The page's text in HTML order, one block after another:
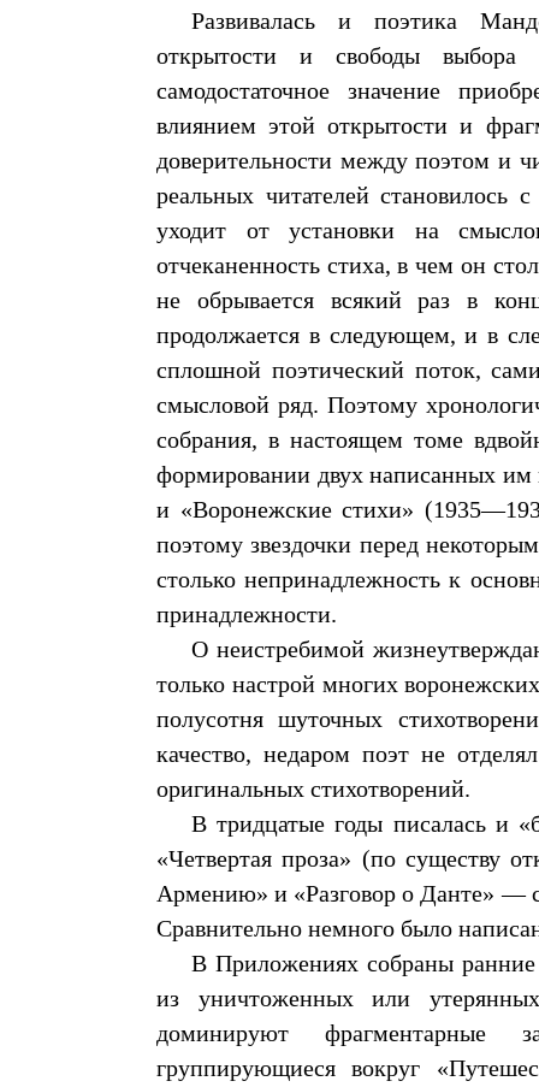
Развивалась и поэтика
открытости и свободы выбора
самодостаточное значение
влиянием этой открытости и
доверительности между поэтом и
реальных читателей
уходит от установки на
отчеканенность стиха, в чем он
не обрывается всякий раз в
продолжается в следующем, и в
сплошной поэтический поток,
смысловой ряд. Поэтому
собрания, в настоящем томе
формировании двух написанных
и «Воронежские стихи»
поэтому звездочки перед
столько непринадлежность к
принадлежности.
О неистребимой
только настрой многих
полусотня шуточных
качество, недаром поэт не
оригинальных стихотворений.
В тридцатые годы писалась и
«Четвертая проза» (по существу
Армению» и «Разговор о Данте» —
Сравнительно немного было
В Приложениях собраны ранние
из уничтоженных или
доминируют фрагментарные
группирующиеся вокруг